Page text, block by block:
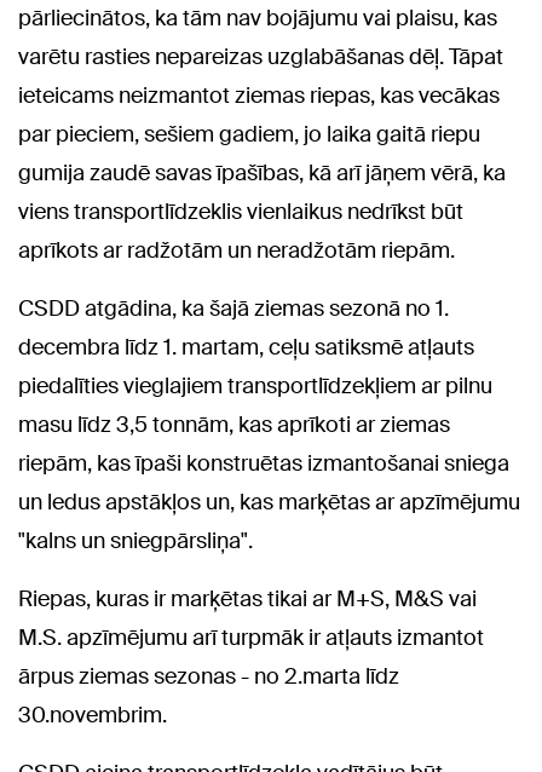
pārliecinātos, ka tām nav bojājumu vai plaisu, kas
varētu rasties nepareizas uzglabāšanas dēļ. Tāpat
ieteicams neizmantot ziemas riepas, kas vecākas
par pieciem, sešiem gadiem, jo laika gaitā riepu
gumija zaudē savas īpašības, kā arī jāņem vērā, ka
viens transportlīdzeklis vienlaikus nedrīkst būt
aprīkots ar radžotām un neradžotām riepām.
CSDD atgādina, ka šajā ziemas sezonā no 1.
decembra līdz 1. martam, ceļu satiksmē atļauts
piedalīties vieglajiem transportlīdzekļiem ar pilnu
masu līdz 3,5 tonnām, kas aprīkoti ar ziemas
riepām, kas īpaši konstruētas izmantošanai sniega
un ledus apstākļos un, kas marķētas ar apzīmējumu
"kalns un sniegpārsliņa".
Riepas, kuras ir marķētas tikai ar M+S, M&S vai
M.S. apzīmējumu arī turpmāk ir atļauts izmantot
ārpus ziemas sezonas - no 2.marta līdz
30.novembrim.